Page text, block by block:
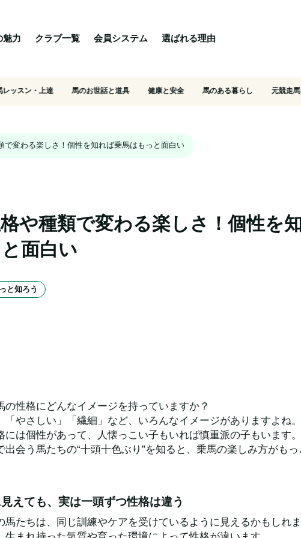
魅力 クラブ一覧 会員システム 選ばれる理由
レッスン・上達 馬のお世話と道具 健康と安全 馬のある暮らし 元競走
で変わる楽しさ！個性を知れば乗馬はもっと面白い
や種類で変わる楽しさ！個性を
面白い
と知ろう
の性格にどんなイメージを持っていますか？
「やさしい」「繊細」など、いろんなイメージがありますよね。
には個性があって、人懐っこい子もいれば慎重派の子もいます。
出会う馬たちの“十頭十色ぶり”を知ると、乗馬の楽しみ方がもっ
えても、実は一頭ずつ性格は違う
馬たちは、同じ訓練やケアを受けているように見えるかもしれま